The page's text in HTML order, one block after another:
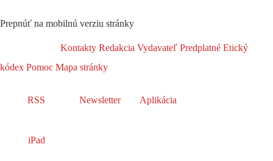
Prepnúť na mobilnú verziu stránky
Kontakty Redakcia Vydavateľ Predplatné Etický
kódex Pomoc Mapa stránky
RSS Newsletter Aplikácia
iPad